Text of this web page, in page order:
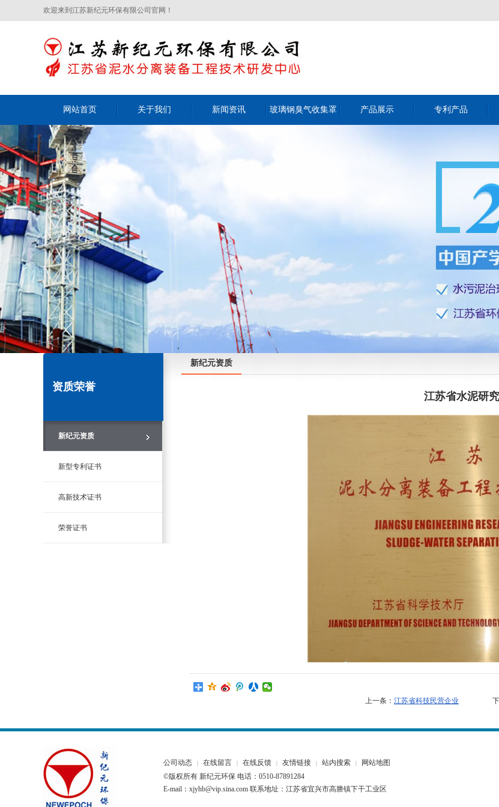
欢迎来到江苏新纪元环保有限公司官网！
网站首页 关于我们 新闻资讯 玻璃钢臭气收集罩 产品展示 专利产品
资质荣誉
新纪元资质
新型专利证书
高新技术证书
荣誉证书
新纪元资质
江苏省水泥研
上一条： 江苏省科技民营企业
公司动态 | 在线留言 | 在线反馈 | 友情链接 | 站内搜索 |
网站地图
©版权所有 新纪元环保 电话：0510-87891284
E-mail：xjyhb@vip.sina.com 联系地址：江苏省宜兴市高塍镇下干工业区